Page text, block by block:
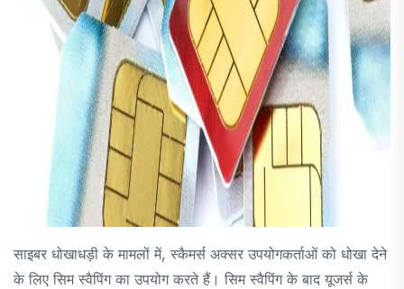
साइबर धोखाधड़ी के मामलों में, स्कैमर्स अक्सर उपयोगकर्ताओं को धोखा देने
के लिए सिम स्वैपिंग का उपयोग करते हैं। सिम स्वैपिंग के बाद यूजर्स के